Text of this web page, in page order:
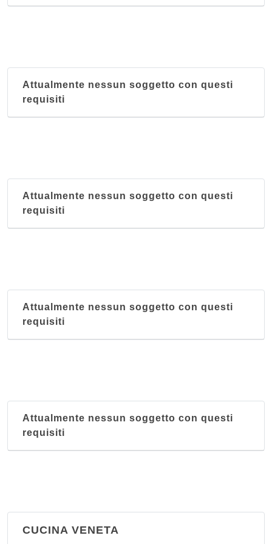
Attualmente nessun soggetto con questi
requisiti
Attualmente nessun soggetto con questi
requisiti
Attualmente nessun soggetto con questi
requisiti
Attualmente nessun soggetto con questi
requisiti
CUCINA VENETA